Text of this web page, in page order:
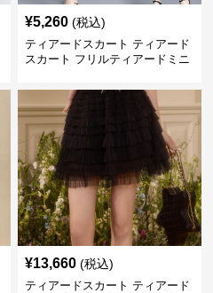
¥5,260 (税込)
ティアードスカート ティアード
スカート フリルティアードミニ
¥13,660 (税込)
ティアードスカート ティアード